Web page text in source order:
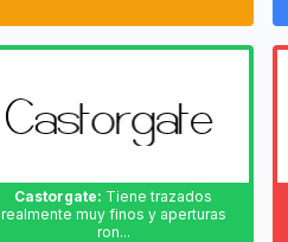
Castorgate: Tiene trazados
realmente muy finos y aperturas
ron...